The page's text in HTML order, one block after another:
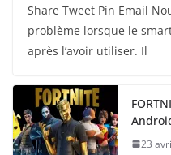
Share Tweet Pin Email
problème lorsque le
après l’avoir utiliser. Il
23